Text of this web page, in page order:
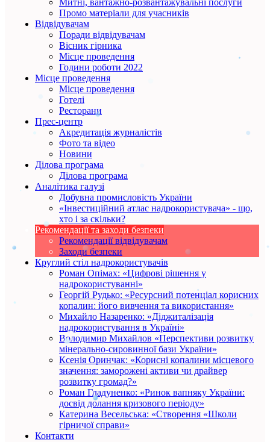
Митні, вантажно-розвантажувальні послуги
Промо матеріали для учасників
Відвідувачам
Поради відвідувачам
Вісник гірника
Місце проведення
Години роботи 2022
Місце проведення
Місце проведення
Готелі
Ресторани
Прес-центр
Акредитація журналістів
Фото та відео
Новини
Ділова програма
Ділова програма
Аналітика галузі
Добувна промисловість України
«Інвестиційний атлас надрокористувача» - що,
хто і за скільки?
Рекомендації та заходи безпеки
Рекомендації відвідувачам
Заходи безпеки
Круглий стіл надрокористувачів
Роман Опімах: «Цифрові рішення у
надрокористуванні»
Георгій Рудько: «Ресурсний потенціал корисних
копалин: його вивчення та використання»
Михайло Назаренко: «Діджиталізація
надрокористування в Україні»
Володимир Михайлов «Перспективи розвитку
мінерально-сировинної бази України»
Ксенія Оринчак: «Корисні копалини місцевого
значення: заморожені активи чи драйвер
розвитку громад?»
Роман Гладуненко: «Ринок вапняку України:
досвід долання кризового періоду»
Катерина Весельська: «Створення «Школи
гірничої справи»
Контакти